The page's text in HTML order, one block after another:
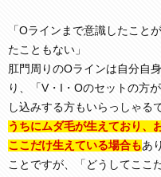
「Oラインまで意識したこと
たこともない」
肛門周りのOラインは自分自
り、「V・I・Oのセットの方
し込みする方もいらっしゃる
うちにムダ毛が生えており、
ここだけ生えている場合もあ
ことですが、「どうしてここ